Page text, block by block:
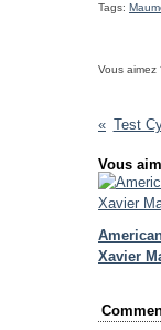
Tags:
Vous aimez
Test
Vous
Xavier